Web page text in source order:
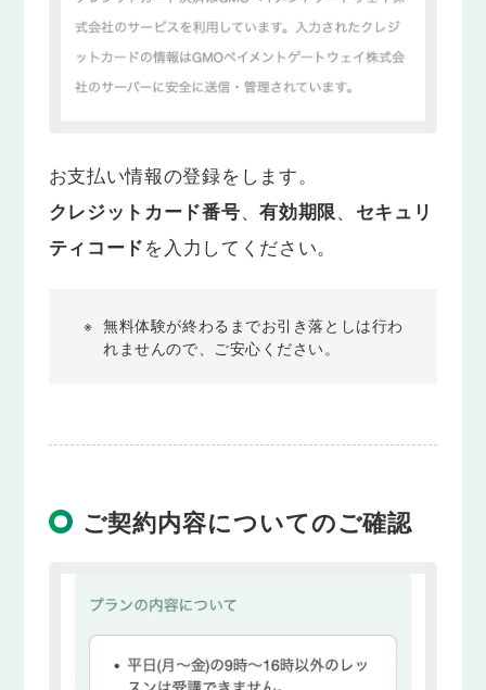
お支払い情報の登録をします。
クレジットカード番号、有効期限、 セキュリ
ティコードを入力してください。
※ 無料体験が終わるまでお引き落としは行わ
れませんので、ご安心ください。
ご契約内容についてのご確認